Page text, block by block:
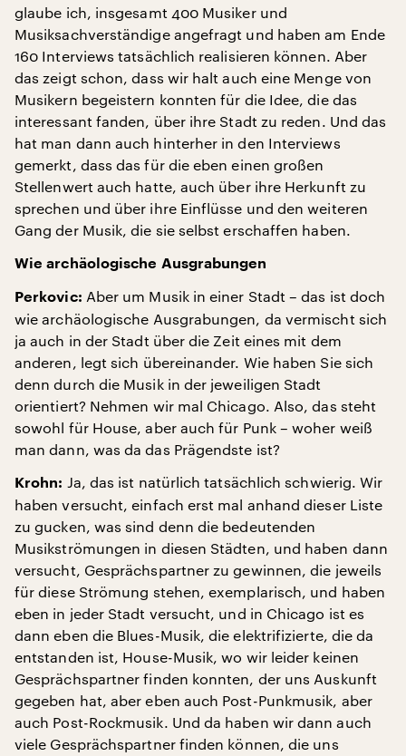
glaube ich, insgesamt 400 Musiker und
Musiksachverständige angefragt und haben am Ende
160 Interviews tatsächlich realisieren können. Aber
das zeigt schon, dass wir halt auch eine Menge von
Musikern begeistern konnten für die Idee, die das
interessant fanden, über ihre Stadt zu reden. Und das
hat man dann auch hinterher in den Interviews
gemerkt, dass das für die eben einen großen
Stellenwert auch hatte, auch über ihre Herkunft zu
sprechen und über ihre Einflüsse und den weiteren
Gang der Musik, die sie selbst erschaffen haben.
Wie archäologische Ausgrabungen
Perkovic: Aber um Musik in einer Stadt – das ist doch
wie archäologische Ausgrabungen, da vermischt sich
ja auch in der Stadt über die Zeit eines mit dem
anderen, legt sich übereinander. Wie haben Sie sich
denn durch die Musik in der jeweiligen Stadt
orientiert? Nehmen wir mal Chicago. Also, das steht
sowohl für House, aber auch für Punk – woher weiß
man dann, was da das Prägendste ist?
Krohn: Ja, das ist natürlich tatsächlich schwierig. Wir
haben versucht, einfach erst mal anhand dieser Liste
zu gucken, was sind denn die bedeutenden
Musikströmungen in diesen Städten, und haben dann
versucht, Gesprächspartner zu gewinnen, die jeweils
für diese Strömung stehen, exemplarisch, und haben
eben in jeder Stadt versucht, und in Chicago ist es
dann eben die Blues-Musik, die elektrifizierte, die da
entstanden ist, House-Musik, wo wir leider keinen
Gesprächspartner finden konnten, der uns Auskunft
gegeben hat, aber eben auch Post-Punkmusik, aber
auch Post-Rockmusik. Und da haben wir dann auch
viele Gesprächspartner finden können, die uns